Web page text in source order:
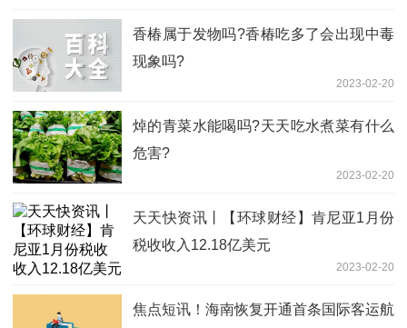
香椿属于发物吗?香椿吃多了会出现中毒
现象吗?
2023-02-20
焯的青菜水能喝吗?天天吃水煮菜有什么
危害?
2023-02-20
天天快资讯丨【环球财经】肯尼亚1月份
税收收入12.18亿美元
2023-02-20
焦点短讯！海南恢复开通首条国际客运航